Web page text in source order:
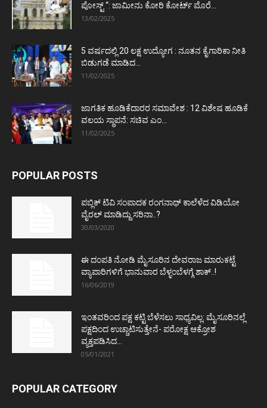
ಪೋಸ್ಟ್‌ “: ಜಾಮೀನು ಕೋರಿ ಕೋರ್ಟ್‌ ಮೊರೆ...
13/02/2025
5 ವರ್ಷದಲ್ಲಿ 20 ಲಕ್ಷ ಉದ್ಯೋಗ : ನೂತನ ಕೈಗಾರಿಕಾ ನೀತಿ
ಬಿಡುಗಡೆ ಮಾಡಿದ...
11/02/2025
ಜಾಗತಿಕ ಹೂಡಿಕೆದಾರರ ಸಮಾವೇಶ : 12 ವಿಶೇಷ ಹೂಡಿಕೆ
ವಲಯ ಸ್ಥಾಪನೆ: ಸಚಿವ ಎಂ...
11/02/2025
POPULAR POSTS
ಪಬ್ಲಿಕ್ ಟಿವಿ ಸಂಪಾದಕ ರಂಗನಾಥ್ ಕಾಲೆಳೆದ ವಿಡಿಯೋ
ವೈರಲ್ ಮಾಡಿದ್ದು ಸರಿನಾ..?
30/03/2020
ಈ ದಂಪತಿ ನೋಡಿ ಮೈಸೂರಿನ ದೇವರಾಜ ಮಾರುಕಟ್ಟೆ
ವ್ಯಾಪಾರಿಗಳಿಗೆ ಭಾನುವಾರ ಬೆಳ್ಳಂಬೆಳಗ್ಗೆ ಶಾಕ್..!
16/06/2019
ಇಂತವರಿಂದ ಪಕ್ಷ ಕಟ್ಟಿ ಬೆಳೆಸಲು ಸಾಧ್ಯವಿಲ್ಲ: ಮೈಸೂರಿನಲ್ಲೆ
ಪಕ್ಷದಿಂದ ಉಚ್ಚಾಟಿಸುತ್ತೇನೆ- ಪರೋಕ್ಷ ಆಕ್ರೋಶ
ವ್ಯಕ್ತಪಡಿಸಿದ...
05/01/2021
POPULAR CATEGORY